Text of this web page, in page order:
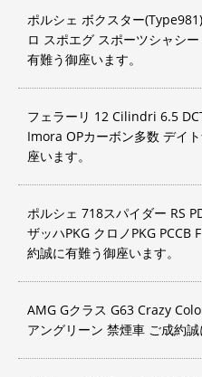
ポルシェ ボクスター
ロ スポエグ スポーツシャシ
有難う御座います。
フェラーリ 12 Cilindri 6.5
Imora OPカーボン多数 デイ
座います。
ポルシェ 718スパイダー RS
ザッハPKG クロノPKG PCCB
約誠に有難う御座います。
AMG Gクラス G63 Crazy
アングリーン 禁煙車 ご成約誠